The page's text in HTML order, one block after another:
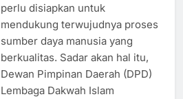
perlu disiapkan untuk
mendukung terwujudnya proses
sumber daya manusia yang
berkualitas. Sadar akan hal itu,
Dewan Pimpinan Daerah (DPD)
Lembaga Dakwah Islam